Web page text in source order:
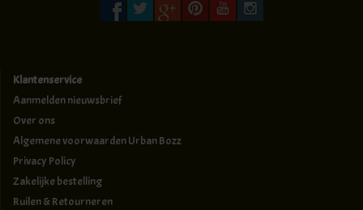
Klantenservice
Aanmelden nieuwsbrief
Over ons
Algemene voorwaarden Urban Bozz
Privacy Policy
Zakelijke bestelling
Ruilen & Retourneren